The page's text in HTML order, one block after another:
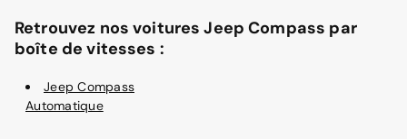
Retrouvez nos voitures Jeep Compass par
boîte de vitesses :
Jeep Compass
Automatique